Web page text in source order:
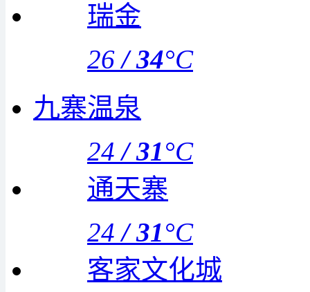
瑞金
26 /34°C
九寨温泉
24 /31°C
通天寨
24 /31°C
客家文化城